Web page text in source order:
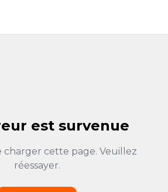
est survenue
charger cette page. Veuillez
réessayer.